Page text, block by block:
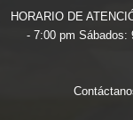
HORARIO DE
- 7:00 pm Sábados: